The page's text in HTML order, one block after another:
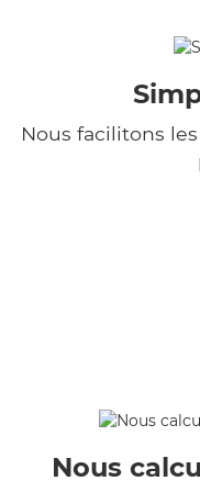
Nous facilitons
Nous